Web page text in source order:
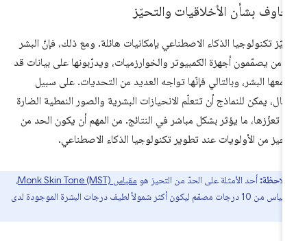
بشأن الأخلاقيات والتحيّز
تكنولوجيا الذكاء الاصطناعي بإمكانيات هائلة. ومع ذلك، فإنّ البشر
من يصمّمون أجهزة الكمبيوتر والخوارزميات، ويدرّبونها على بيانات قد
البشر، وبالتالي فإنّها تواجه العديد من التحديات. على سبيل
يمكن للنماذج أن تتعلّم الانحيازات البشرية والصور النمطية الضارة
تعزّزها، ما يؤثر بشكل مباشر في النتائج. من المهم أن يكون الحد من
من الأولويات عند تطوير تكنولوجيا الذكاء الاصطناعي.
ملاحظة:أحد الأمثلة على الحدّ من التحيز هومقياس Monk Skin Tone (MST)
،
وهو مقياس من 10 درجات مصمّم ليكون أكثر شمولاً لطيف درجات البشرة الموجودة لدى